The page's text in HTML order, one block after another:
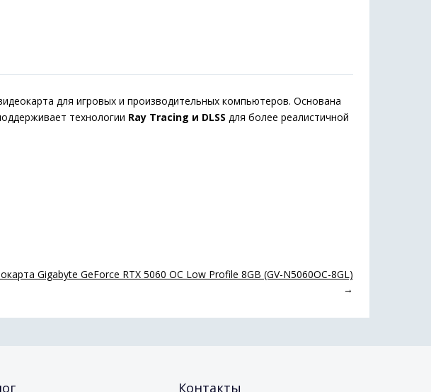
для игровых и производительных компьютеров. Основана
технологии Ray Tracing и DLSS для более реалистичной
Gigabyte GeForce RTX 5060 OC Low Profile 8GB (GV-N5060OC-8GL)
→
Контакты